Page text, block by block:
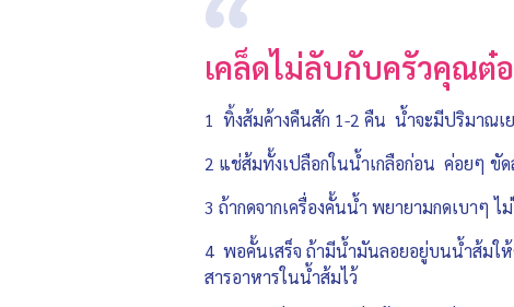
เคล็ดไม่ลับกับครัวคุณต๋
1 ทิ้งส้มค้างคืนสัก 1-2 คืน น้ำจะมีปริมาณเ
2 แช่ส้มทั้งเปลือกในน้ำเกลือก่อน ค่อยๆ ขัด
3 ถ้ากดจากเครื่องคั้นน้ำ พยายามกดเบาๆ
4 พอคั้นเสร็จ ถ้ามีน้ำมันลอยอยู่บนน้ำส้มใ
สารอาหารในน้ำส้มไว้